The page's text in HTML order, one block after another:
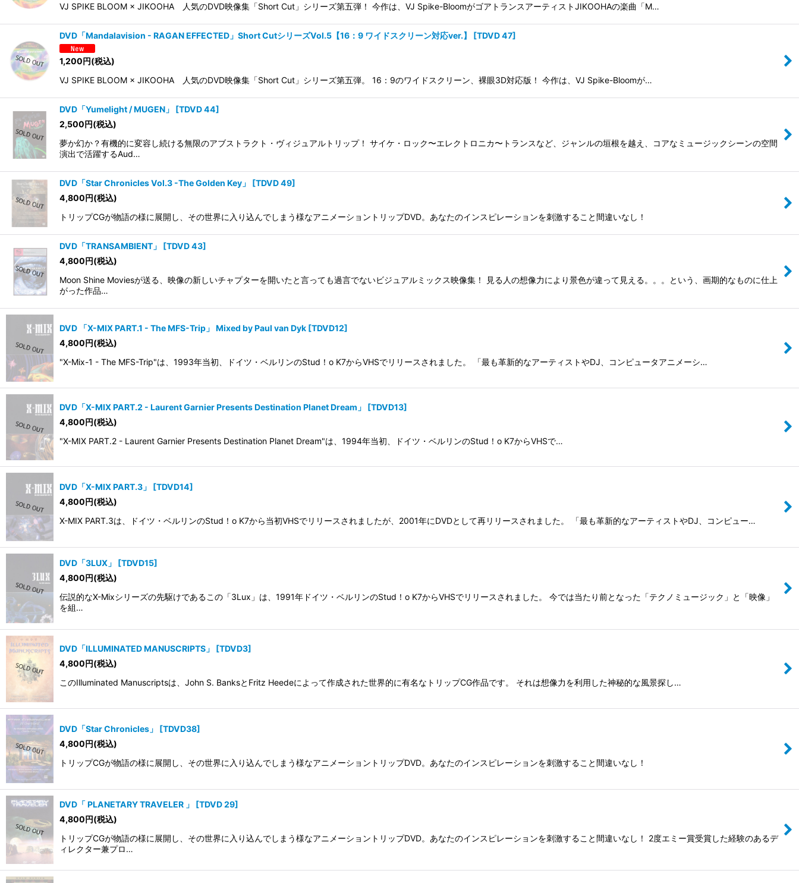
VJ SPIKE BLOOM × JIKOOHA 人気のDVD映像集「Short Cut」シリーズ第五弾！ 今作は、VJ Spike-BloomがゴアトランスアーティストJIKOOHAの楽曲「M…
DVD「Mandalavision - RAGAN EFFECTED」Short CutシリーズVol.5【16：9 ワイドスクリーン対応ver.】 [TDVD 47]
1,200 円(税込)
VJ SPIKE BLOOM × JIKOOHA 人気のDVD映像集「Short Cut」シリーズ第五弾。 16：9のワイドスクリーン、裸眼3D対応版！ 今作は、VJ Spike-Bloomが…
DVD「Yumelight / MUGEN」 [TDVD 44]
2,500 円(税込)
夢か幻か？有機的に変容し続ける無限のアブストラクト・ヴィジュアルトリップ！ サイケ・ロック〜エレクトロニカ〜トランスなど、ジャンルの垣根を越え、コアなミュージックシーンの空間
演出で活躍するAud…
DVD「Star Chronicles Vol.3 -The Golden Key」 [TDVD 49]
4,800 円(税込)
トリップCGが物語の様に展開し、その世界に入り込んでしまう様なアニメーショントリップDVD。あなたのインスピレーションを刺激すること間違いなし！
DVD「TRANSAMBIENT」 [TDVD 43]
4,800 円(税込)
Moon Shine Moviesが送る、映像の新しいチャプターを開いたと言っても過言でないビジュアルミックス映像集！ 見る人の想像力により景色が違って見える。。。という、画期的なものに仕上
がった作品…
DVD 「X-MIX PART.1 - The MFS-Trip」 Mixed by Paul van Dyk [TDVD12]
4,800円(税込)
"X-Mix-1 - The MFS-Trip"は、1993年当初、ドイツ・ベルリンのStud！o K7からVHSでリリースされました。 「最も革新的なアーティストやDJ、コンピュータアニメーシ…
DVD「X-MIX PART.2 - Laurent Garnier Presents Destination Planet Dream」 [TDVD13]
4,800円(税込)
"X-MIX PART.2 - Laurent Garnier Presents Destination Planet Dream"は、1994年当初、ドイツ・ベルリンのStud！o K7からVHSで…
DVD「X-MIX PART.3」 [TDVD14]
4,800円(税込)
X-MIX PART.3は、ドイツ・ベルリンのStud！o K7から当初VHSでリリースされましたが、2001年にDVDとして再リリースされました。 「最も革新的なアーティストやDJ、コンピュー…
DVD「3LUX」 [TDVD15]
4,800円(税込)
伝説的なX-Mixシリーズの先駆けであるこの「3Lux」は、1991年ドイツ・ベルリンのStud！o K7からVHSでリリースされました。 今では当たり前となった「テクノミュージック」と「映像」
を組…
DVD「ILLUMINATED MANUSCRIPTS」 [TDVD3]
4,800円(税込)
このIlluminated Manuscriptsは、John S. BanksとFritz Heedeによって作成された世界的に有名なトリップCG作品です。 それは想像力を利用した神秘的な風景探し…
DVD「Star Chronicles」 [TDVD38]
4,800円(税込)
トリップCGが物語の様に展開し、その世界に入り込んでしまう様なアニメーショントリップDVD。あなたのインスピレーションを刺激すること間違いなし！
DVD「 PLANETARY TRAVELER 」 [TDVD 29]
4,800円(税込)
トリップCGが物語の様に展開し、その世界に入り込んでしまう様なアニメーショントリップDVD。あなたのインスピレーションを刺激すること間違いなし！ 2度エミー賞受賞した経験のあるデ
ィレクター兼プロ…